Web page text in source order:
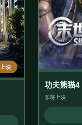
映
功夫熊猫4
即将上映